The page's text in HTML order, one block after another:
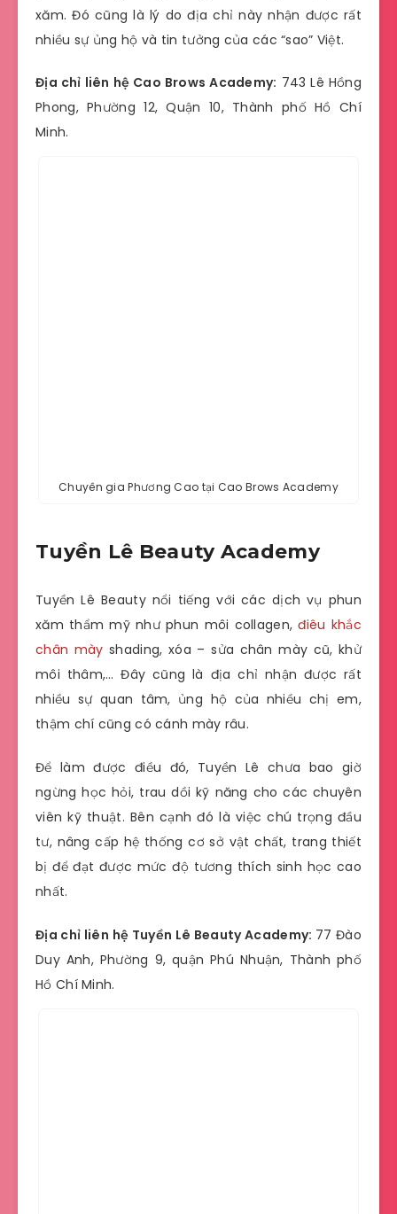
xăm. Đó cũng là lý do địa chỉ này nhận được rất
nhiều sự ủng hộ và tin tưởng của các “sao” Việt.
Địa chỉ liên hệ Cao Brows Academy: 743 Lê Hồng
Phong, Phường 12, Quận 10, Thành phố Hồ Chí
Minh.
Chuyên gia Phương Cao tại Cao Brows Academy
Tuyền Lê Beauty Academy
Tuyền Lê Beauty nổi tiếng với các dịch vụ phun
xăm thẩm mỹ như phun môi collagen,điêu khắc
chân mày shading, xóa – sửa chân mày cũ, khử
môi thâm,… Đây cũng là địa chỉ nhận được rất
nhiều sự quan tâm, ủng hộ của nhiều chị em,
thậm chí cũng có cánh mày râu.
Để làm được điều đó, Tuyền Lê chưa bao giờ
ngừng học hỏi, trau dồi kỹ năng cho các chuyên
viên kỹ thuật. Bên cạnh đó là việc chú trọng đầu
tư, nâng cấp hệ thống cơ sở vật chất, trang thiết
bị để đạt được mức độ tương thích sinh học cao
nhất.
Địa chỉ liên hệ Tuyền Lê Beauty Academy: 77 Đào
Duy Anh, Phường 9, quận Phú Nhuận, Thành phố
Hồ Chí Minh.